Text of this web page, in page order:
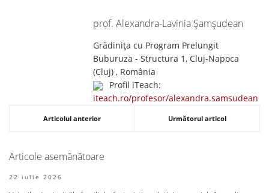
prof. Alexandra-Lavinia Șamșudean
Grădinița cu Program Prelungit
Buburuza - Structura 1, Cluj-Napoca
(Cluj) , România
Profil iTeach:
iteach.ro/profesor/alexandra.samsudean
Articolul anterior Următorul articol
Articole asemănătoare
22 iulie 2026